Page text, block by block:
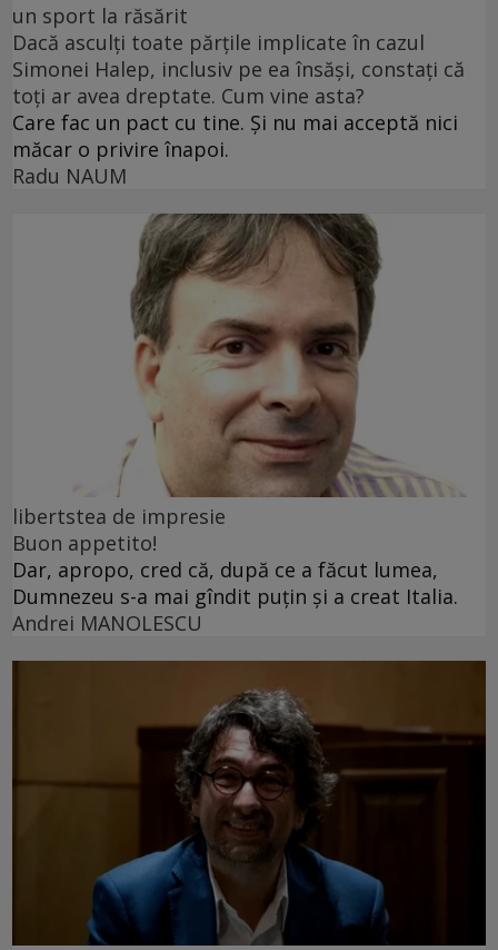
un sport la răsărit
Dacă asculți toate părțile implicate în cazul
Simonei Halep, inclusiv pe ea însăși, constați că
toți ar avea dreptate. Cum vine asta?
Care fac un pact cu tine. Și nu mai acceptă nici
măcar o privire înapoi.
Radu NAUM
libertstea de impresie
Buon appetito!
Dar, apropo, cred că, după ce a făcut lumea,
Dumnezeu s-a mai gîndit puțin și a creat Italia.
Andrei MANOLESCU